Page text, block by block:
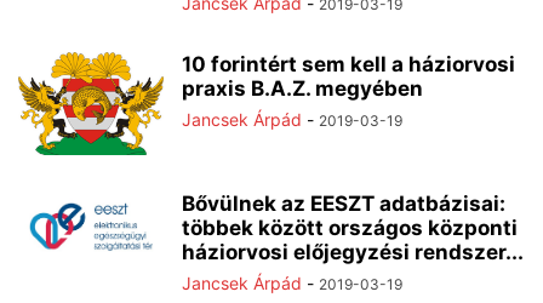
2019-03-19
10 forintért sem kell a háziorvosi
praxis B.A.Z. megyében
Jancsek Árpád - 2019-03-19
Bővülnek az EESZT adatbázisai:
többek között országos központi
háziorvosi előjegyzési rendszer...
Jancsek Árpád - 2019-03-19